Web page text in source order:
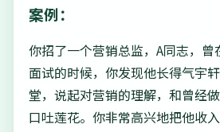
案例：
你招了一个营销总监，A同志，曾
面试的时候，你发现他长得气宇
堂，说起对营销的理解，和曾经
口吐莲花。你非常高兴地把他收